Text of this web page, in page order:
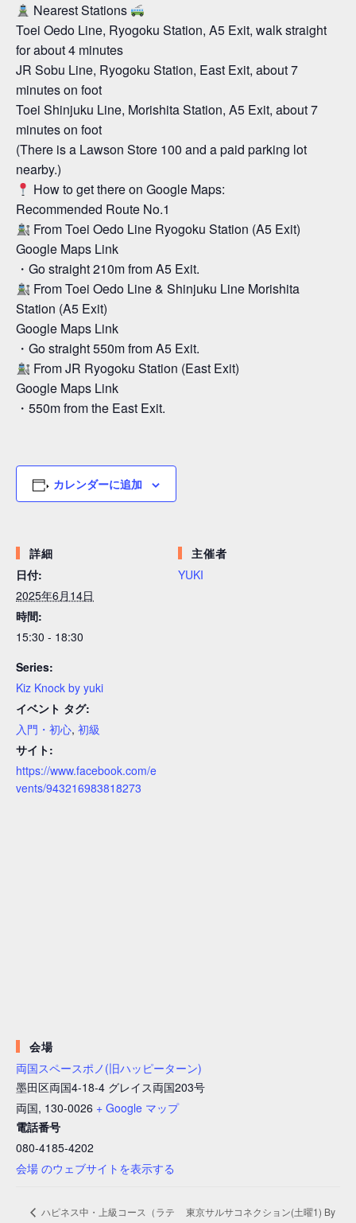
Nearest Stations
Toei Oedo Line, Ryogoku Station, A5 Exit, walk straight
for about 4 minutes
JR Sobu Line, Ryogoku Station, East Exit, about 7
minutes on foot
Toei Shinjuku Line, Morishita Station, A5 Exit, about 7
minutes on foot
(There is a Lawson Store 100 and a paid parking lot
nearby.)
How to get there on Google Maps:
Recommended Route No.1
From Toei Oedo Line Ryogoku Station (A5 Exit)
Google Maps Link
・Go straight 210m from A5 Exit.
From Toei Oedo Line & Shinjuku Line Morishita
Station (A5 Exit)
Google Maps Link
・Go straight 550m from A5 Exit.
From JR Ryogoku Station (East Exit)
Google Maps Link
・550m from the East Exit.
カレンダーに追加
詳細
日付:
2025年6月14日
時間:
15:30 - 18:30
Series:
Kiz Knock by yuki
イベント タグ:
入門・初心, 初級
サイト:
https://www.facebook.com/e
vents/943216983818273
主催者
YUKI
会場
両国スペースポノ(旧ハッピーターン)
墨田区両国4-18-4 グレイス両国203号
両国, 130-0026 + Google マップ
電話番号
080-4185-4202
会場 のウェブサイトを表示する
ハピネス中・上級コース（ラテ
東京サルサコネクション(土曜1) By